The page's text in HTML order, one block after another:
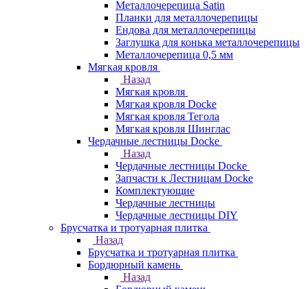
Металлочерепица Satin
Планки для металлочерепицы
Ендова для металлочерепицы
Заглушка для конька металлочерепицы
Металлочерепица 0,5 мм
Мягкая кровля
Назад
Мягкая кровля
Мягкая кровля Docke
Мягкая кровля Тегола
Мягкая кровля Шинглас
Чердачные лестницы Docke
Назад
Чердачные лестницы Docke
Запчасти к Лестницам Docke
Комплектующие
Чердачные лестницы
Чердачные лестницы DIY
Брусчатка и тротуарная плитка
Назад
Брусчатка и тротуарная плитка
Бордюрный камень
Назад